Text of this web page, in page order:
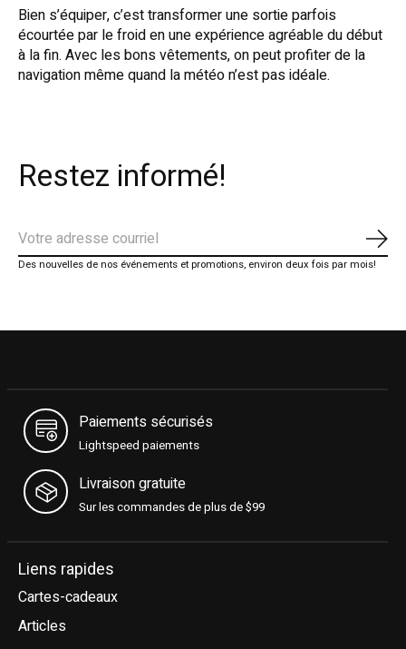
Bien s’équiper, c’est transformer une sortie parfois
écourtée par le froid en une expérience agréable du début
à la fin. Avec les bons vêtements, on peut profiter de la
navigation même quand la météo n’est pas idéale.
Restez informé!
Des nouvelles de nos événements et promotions, environ deux fois par mois!
Paiements sécurisés
Lightspeed paiements
Livraison gratuite
Sur les commandes de plus de $99
Liens rapides
Cartes-cadeaux
Articles